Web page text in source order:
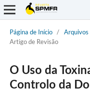
Página de Início / Arquivos
Artigo de Revisão
O Uso da
Controlo da